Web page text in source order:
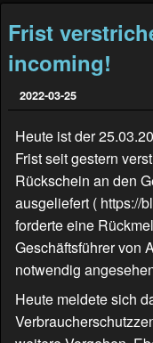
Frist
incoming!
2022-03-25
Heute ist der
Frist seit gestern
Rückschein an den
ausgeliefert ( https://
forderte eine
Geschäftsführer von
notwendig
Heute meldete sich